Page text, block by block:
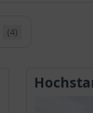
den Garten
(4)